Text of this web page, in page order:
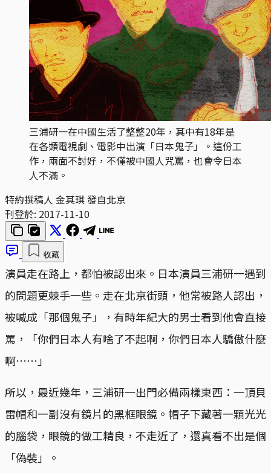
三浦研一在中國生活了整整20年，其中有18年是
在各類電視劇、電影中出演「日本鬼子」。這份工
作，兩面不討好，不僅被中國人咒罵，也會令日本
人不滿。
特約撰稿人 金其琪 發自北京
刊登於: 2017-11-10
收藏
演員走在路上，都怕被認出來。日本演員三浦研一遇到
的問題更棘手一些。走在北京街頭，他常被路人認出，
被喊成「那個鬼子」，有時年紀大的男士看到他會直接
罵，「你們日本人有啥了不起啊，你們日本人驕傲什麼
啊⋯⋯」
所以，最近幾年，三浦研一出門必備兩樣東西：一頂貝
雷帽和一副沒有鏡片的黑框眼鏡。帽子下藏著一顆光光
的腦袋，眼鏡的做工精良，不走近了，還真看不出是個
「偽裝」。